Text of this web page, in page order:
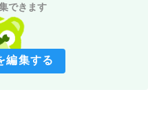
できます
編集する